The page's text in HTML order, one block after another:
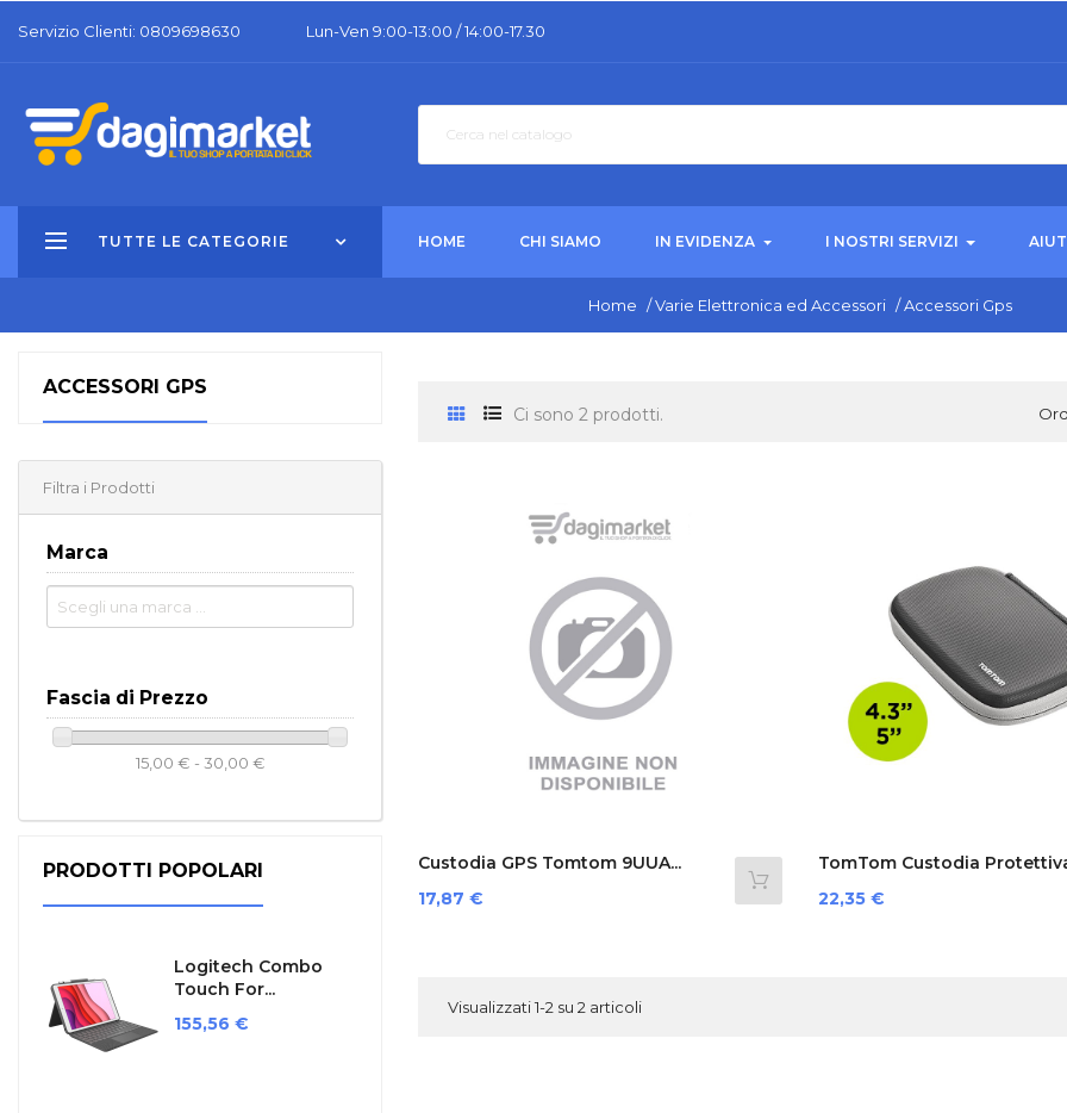
Servizio Clienti: 0809698630 Lun-Ven 9:00-13:00 / 14:00-17.30
TUTTE LE CATEGORIE HOME CHI SIAMO IN EVIDENZA I NOSTRI SERVIZI
Home /Varie Elettronica ed Accessori /Accessori Gps
ACCESSORI GPS
Filtra i Prodotti
Marca
Fascia di Prezzo
15,00 € - 30,00 €
PRODOTTI POPOLARI
Logitech Combo
Touch For...
Prezzo
155,56 €
Ci sono 2 prodotti.
Custodia GPS Tomtom 9UUA...
Prezzo
17,87 €
TomTom Custodia
Prezzo
22,35 €
Visualizzati 1-2 su 2 articoli